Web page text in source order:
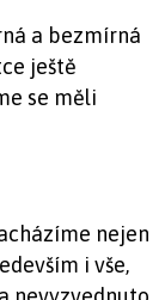
a bezmírná
ještě
se měli
nejen
i vše,